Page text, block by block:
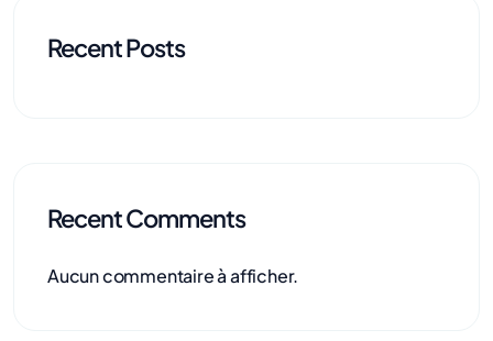
Recent Posts
Recent Comments
Aucun commentaire à afficher.